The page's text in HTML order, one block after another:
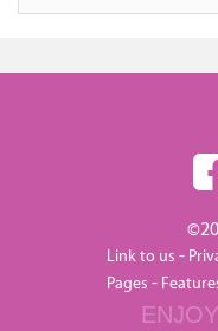
Link to us -
Pages -